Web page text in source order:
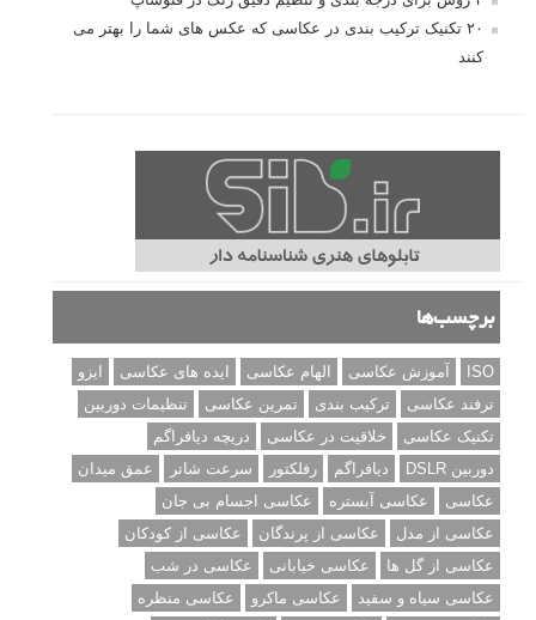
۲۰ تکنیک ترکیب بندی در عکاسی که عکس های شما را بهتر می
کنند
برچسب‌ها
ISO آموزش عکاسی الهام عکاسی ایده های عکاسی
ایزو
ترفند عکاسی
ترکیب بندی تمرین عکاسی
تنظیمات دوربین
تکنیک عکاسی
خلاقیت در عکاسی
دریچه دیافراگم
دوربین DSLR
دیافراگم رفلکتور سرعت شاتر
عمق میدان
عکاسی
عکاسی آبستره
عکاسی اجسام بی جان
عکاسی از مدل
عکاسی از پرندگان
عکاسی از کودکان
عکاسی از گل ها
عکاسی خیابانی
عکاسی در شب
عکاسی سیاه و سفید
عکاسی ماکرو
عکاسی منظره